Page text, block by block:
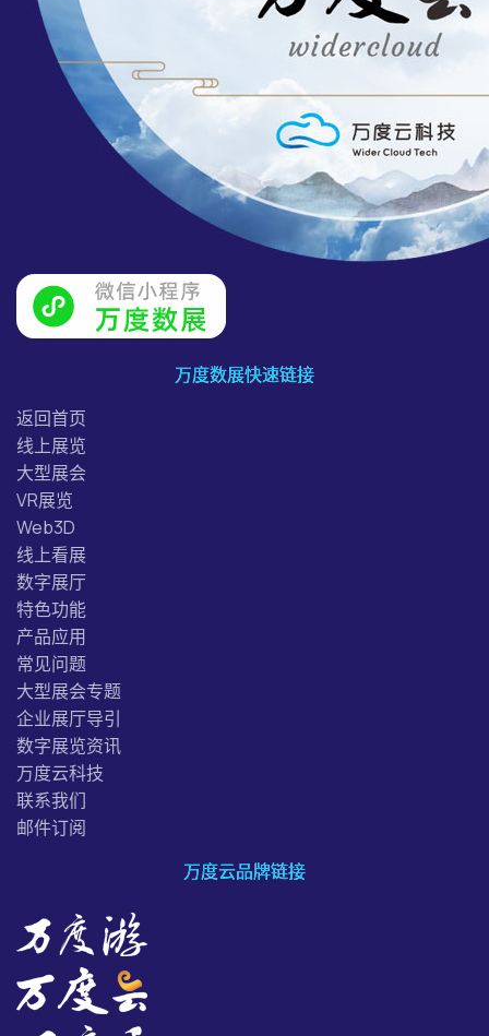
万度数展快速链接
返回首页
线上展览
大型展会
VR展览
Web3D
线上看展
数字展厅
特色功能
产品应用
常见问题
大型展会专题
企业展厅导引
数字展览资讯
万度云科技
联系我们
邮件订阅
万度云品牌链接